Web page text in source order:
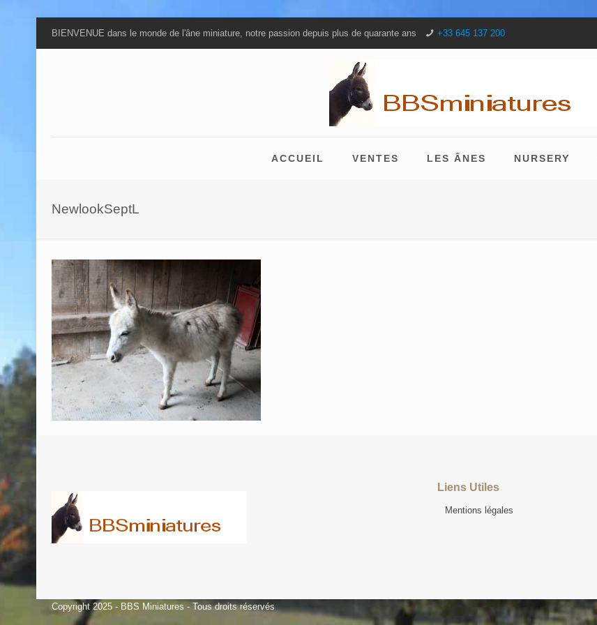
BIENVENUE dans le monde de l'âne miniature, notre passion depuis plus de quarante ans +33 645 137 200
ACCUEIL VENTES LES ÂNES NURSERY
NewlookSeptL
Liens Utiles
Mentions légales
Copyright 2025 - BBS Miniatures - Tous droits réservés